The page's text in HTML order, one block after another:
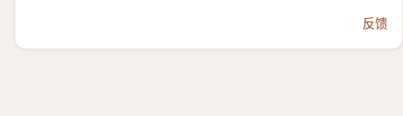
反馈